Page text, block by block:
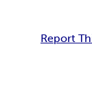
Report